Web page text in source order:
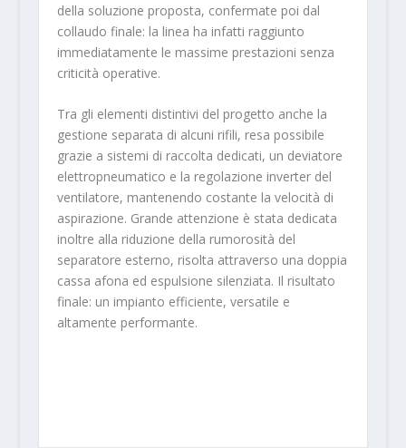
della soluzione proposta, confermate poi dal
collaudo finale: la linea ha infatti raggiunto
immediatamente le massime prestazioni senza
criticità operative.
Tra gli elementi distintivi del progetto anche la
gestione separata di alcuni rifili, resa possibile
grazie a sistemi di raccolta dedicati, un deviatore
elettropneumatico e la regolazione inverter del
ventilatore, mantenendo costante la velocità di
aspirazione. Grande attenzione è stata dedicata
inoltre alla riduzione della rumorosità del
separatore esterno, risolta attraverso una doppia
cassa afona ed espulsione silenziata. Il risultato
finale: un impianto efficiente, versatile e
altamente performante.